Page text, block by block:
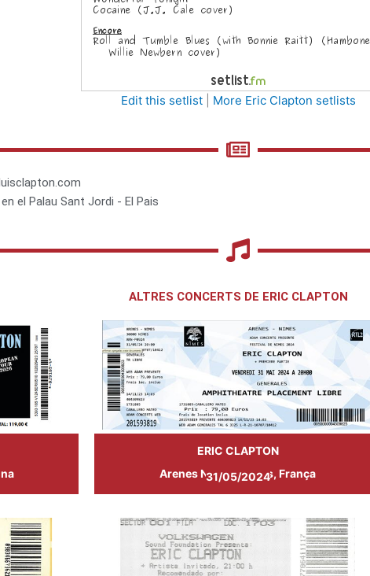
Edit this setlist| More Eric Clapton setlists
el Palau Sant Jordi - El Pais
ALTRES CONCERTS DE ERIC CLAPTON
ERIC CLAPTON
Arenes Nimes, Nimes, França
31/05/2024